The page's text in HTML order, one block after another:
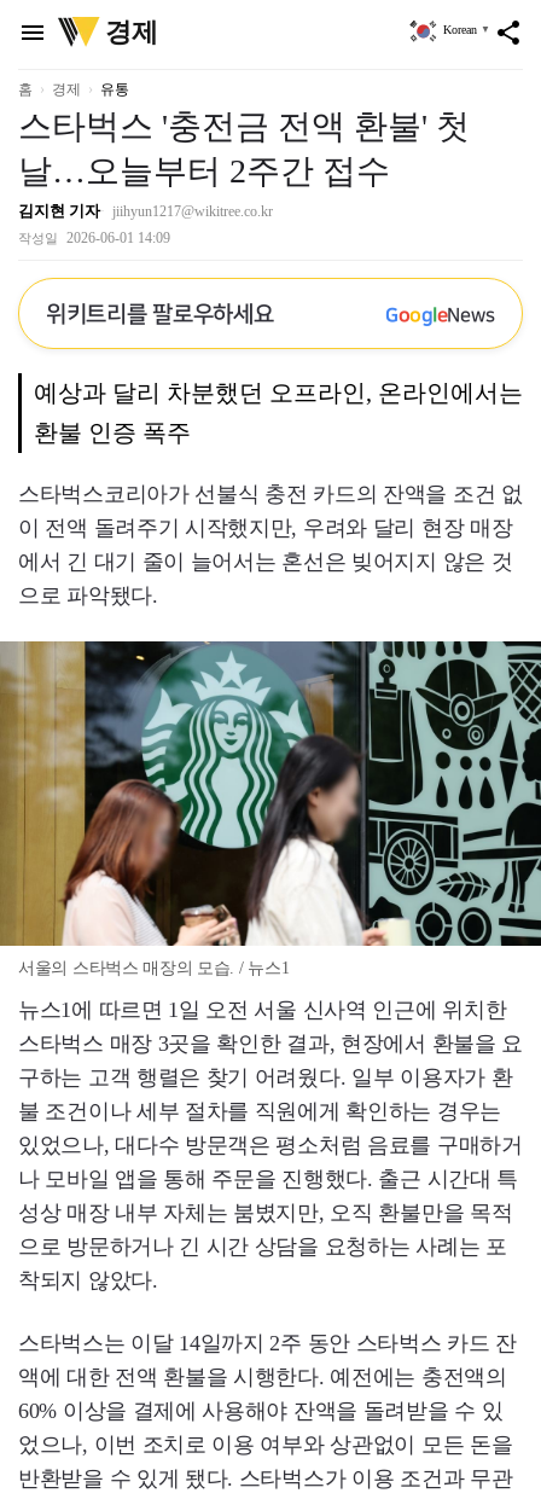
menu
위
키
리
경제 share
Korean ▼
홈 경제 유통
스타벅스 '충전금 전액 환불' 첫
날…오늘부터 2주간 접수
김지현 기자 jiihyun1217@wikitree.co.kr
작성일 2026-06-01 14:09
위키트리를 팔로우하세요 GoogleNews
예상과 달리 차분했던 오프라인, 온라인에서는
환불 인증 폭주
스타벅스코리아가 선불식 충전 카드의 잔액을 조건 없
이 전액 돌려주기 시작했지만, 우려와 달리 현장 매장
에서 긴 대기 줄이 늘어서는 혼선은 빚어지지 않은 것
으로 파악됐다.
서울의 스타벅스 매장의 모습. / 뉴스1
뉴스1에 따르면 1일 오전 서울 신사역 인근에 위치한
스타벅스 매장 3곳을 확인한 결과, 현장에서 환불을 요
구하는 고객 행렬은 찾기 어려웠다. 일부 이용자가 환
불 조건이나 세부 절차를 직원에게 확인하는 경우는
있었으나, 대다수 방문객은 평소처럼 음료를 구매하거
나 모바일 앱을 통해 주문을 진행했다. 출근 시간대 특
성상 매장 내부 자체는 붐볐지만, 오직 환불만을 목적
으로 방문하거나 긴 시간 상담을 요청하는 사례는 포
착되지 않았다.
스타벅스는 이달 14일까지 2주 동안 스타벅스 카드 잔
액에 대한 전액 환불을 시행한다. 예전에는 충전액의
60% 이상을 결제에 사용해야 잔액을 돌려받을 수 있
었으나, 이번 조치로 이용 여부와 상관없이 모든 돈을
반환받을 수 있게 됐다. 스타벅스가 이용 조건과 무관